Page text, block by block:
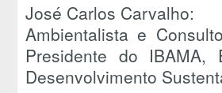
José Carlos Carvalho:
Ambientalista e
Presidente do
Desenvolvimento